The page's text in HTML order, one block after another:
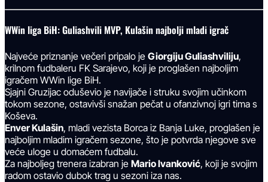
WWin liga BiH: Guliashvili MVP, Kulašin najbolji mladi igrač
Najveće priznanje večeri pripalo je Giorgiju Guliashviliju,
krilnom fudbaleru FK Sarajevo, koji je proglašen najboljim
igračem WWin lige BiH.
Sjajni Gruzijac oduševio je navijače i struku svojim učinkom
tokom sezone, ostavivši snažan pečat u ofanzivnoj igri tima s
Koševa.
Enver Kulašin, mladi vezista Borca iz Banja Luke, proglašen je
najboljim mladim igračem sezone, što je potvrda njegove sve
veće uloge u domaćem fudbalu.
Za najboljeg trenera izabran je Mario Ivanković, koji je svojim
radom ostavio dubok trag u sezoni iza nas.